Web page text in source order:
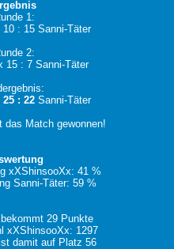
1:
: 15 Sanni-Täter
2:
15 : 7 Sanni-Täter
25 : 22 Sanni-Täter
das Match gewonnen!
xXShinsooXx: 41 %
Sanni-Täter: 59 %
29 Punkte
xXShinsooXx: 1297
damit auf Platz 56